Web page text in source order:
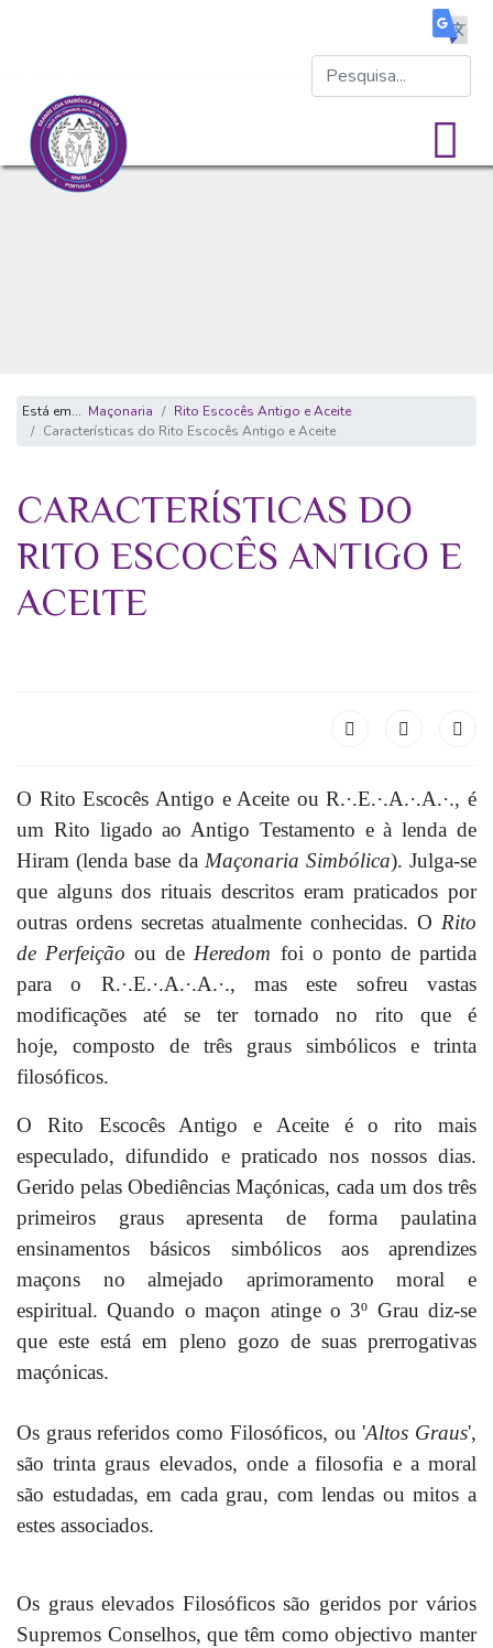
Está em... Maçonaria
Rito Escocês Antigo e Aceite
Características do Rito Escocês Antigo e Aceite
CARACTERÍSTICAS DO
RITO ESCOCÊS ANTIGO E
ACEITE
O Rito Escocês Antigo e Aceite ou R.·.E.·.A.·.A.·., é
um Rito ligado ao Antigo Testamento e à lenda de
Hiram (lenda base da Maçonaria Simbólica). Julga-se
que alguns dos rituais descritos eram praticados por
outras ordens secretas atualmente conhecidas. O Rito
de Perfeição ou de Heredom foi o ponto de partida
para o R.·.E.·.A.·.A.·., mas este sofreu vastas
modificações até se ter tornado no rito que é
hoje, composto de três graus simbólicos e trinta
filosóficos.
O Rito Escocês Antigo e Aceite é o rito mais
especulado, difundido e praticado nos nossos dias.
Gerido pelas Obediências Maçónicas, cada um dos três
primeiros graus apresenta de forma paulatina
ensinamentos básicos simbólicos aos aprendizes
maçons no almejado aprimoramento moral e
espiritual. Quando o maçon atinge o 3º Grau diz-se
que este está em pleno gozo de suas prerrogativas
maçónicas.
Os graus referidos como Filosóficos, ou 'Altos Graus',
são trinta graus elevados, onde a filosofia e a moral
são estudadas, em cada grau, com lendas ou mitos a
estes associados.
Os graus elevados Filosóficos são geridos por vários
Supremos Conselhos, que têm como objectivo manter